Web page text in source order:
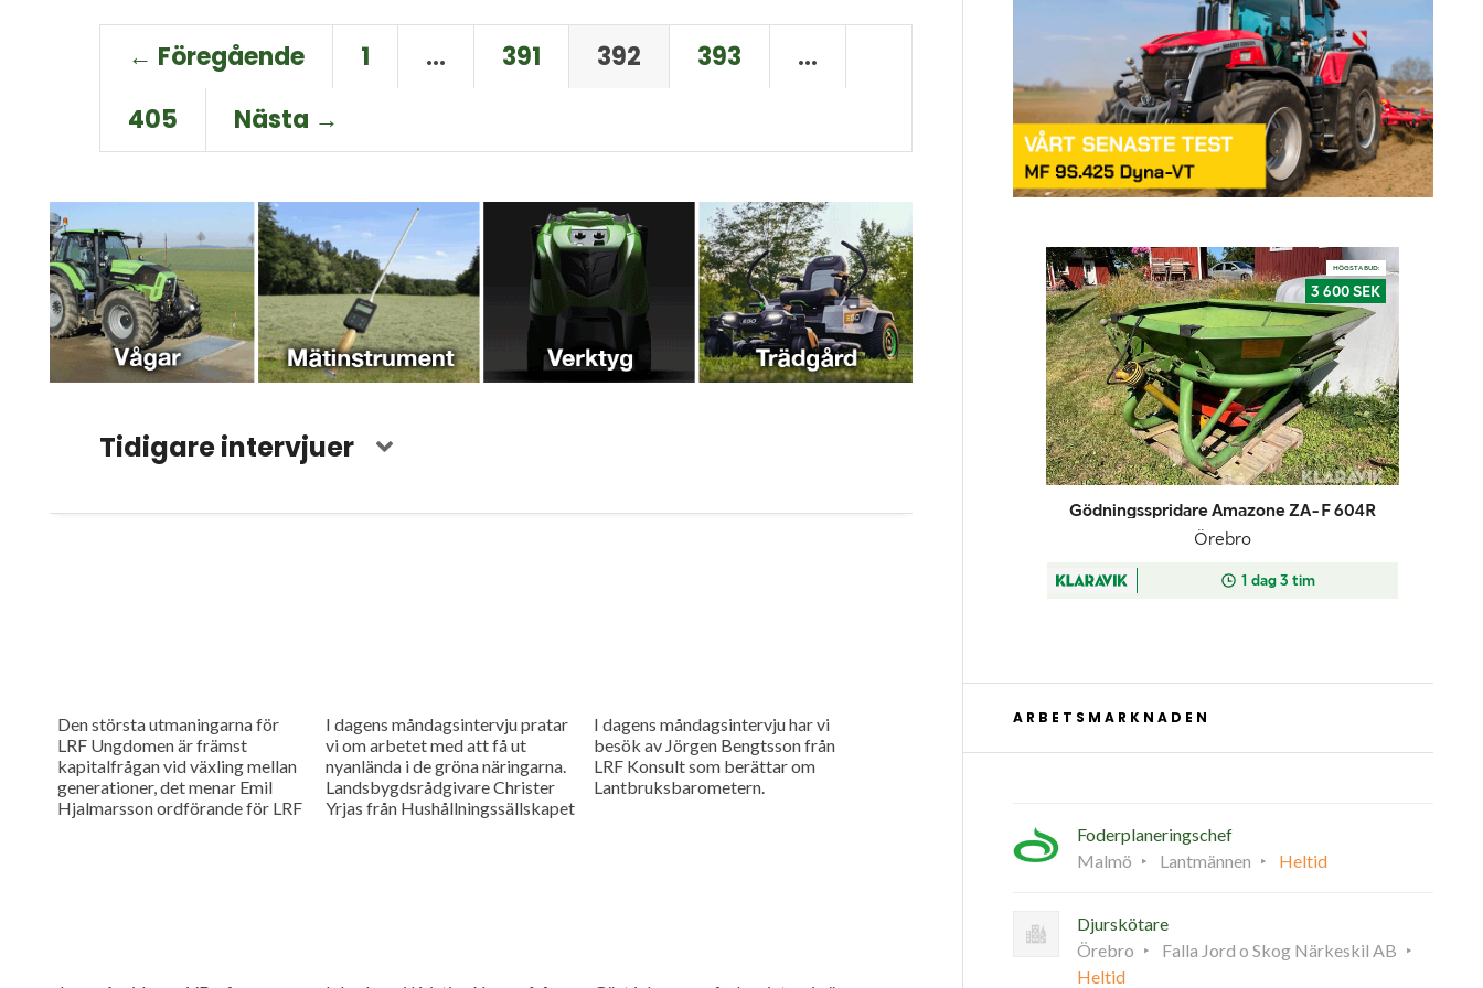
← Föregående 1 … 391 392 393
…
405
Nästa →
Tidigare intervjuer
Den största utmaningarna för
LRF Ungdomen är främst
kapitalfrågan vid växling mellan
generationer, det menar Emil
Hjalmarsson ordförande för LRF
I dagens måndagsintervju pratar
vi om arbetet med att få ut
nyanlända i de gröna näringarna.
Landsbygdsrådgivare Christer
Yrjas från Hushållningssällskapet
I dagens måndagsintervju har vi
besök av Jörgen Bengtsson från
LRF Konsult som berättar om
Lantbruksbarometern.
ARBETSMARKNADEN
Foderplaneringschef
Malmö
Lantmännen Heltid
Djurskötare
Örebro
Falla Jord o Skog Närkeskil AB
Heltid